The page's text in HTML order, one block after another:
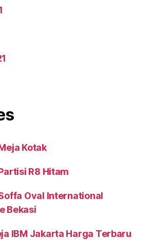
Kotak
R8 Hitam
Oval International
Bekasi
IBM Jakarta Harga Terbaru